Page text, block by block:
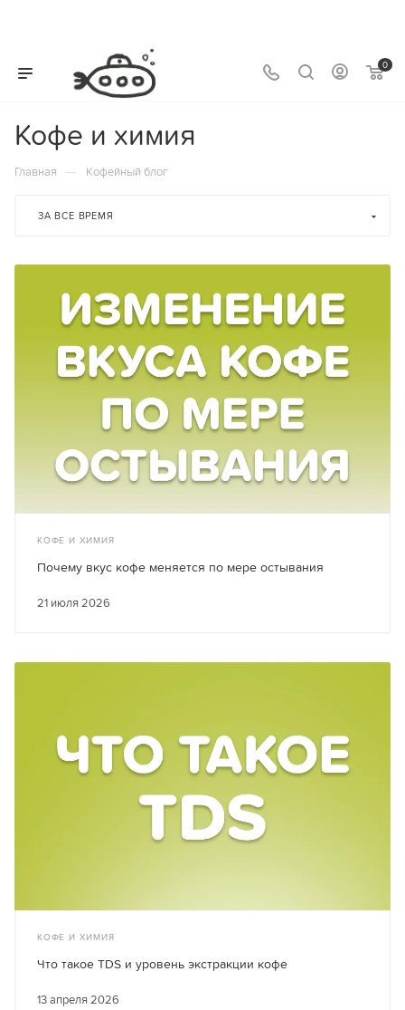
0
Кофе и химия
Главная — Кофейный блог
ЗА ВСЕ ВРЕМЯ
КОФЕ И ХИМИЯ
21 июля 2026
Почему вкус кофе меняется по мере остывания
КОФЕ И ХИМИЯ
13 апреля 2026
Что такое TDS и уровень экстракции кофе